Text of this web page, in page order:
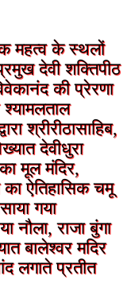
महत्व के स्थलों
देवी शक्तिपीठ
की प्रेरणा
श्रीरीठासाहिब,
देवीधुरा
मूल मंदिर,
का ऐतिहासिक चमू
गया
नौला, राजा बुंगा
बालेश्वर मदिर
लगाते प्रतीत